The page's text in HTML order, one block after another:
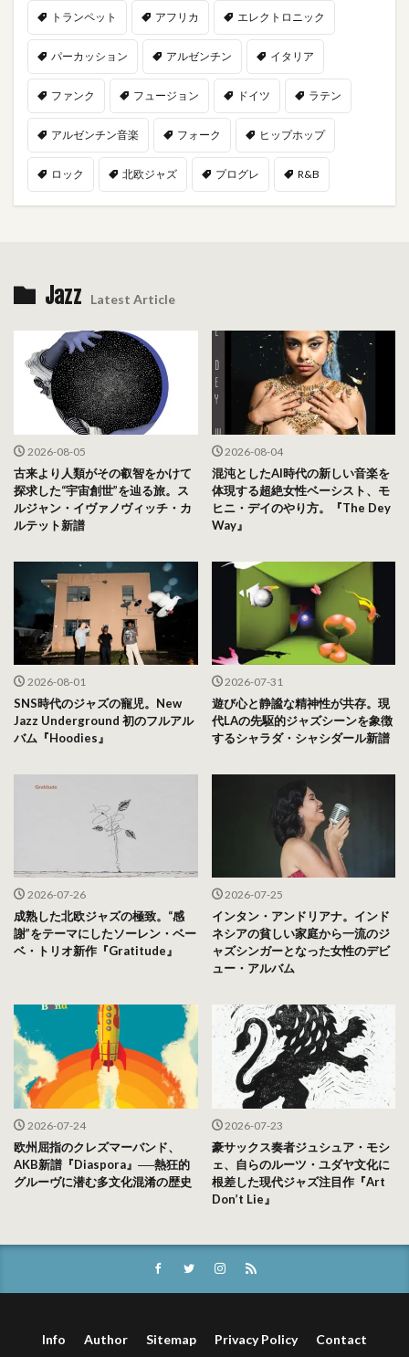
トランペット アフリカ エレクトロニック
パーカッション アルゼンチン イタリア
ファンク フュージョン ドイツ ラテン
アルゼンチン音楽 フォーク ヒップホップ
ロック 北欧ジャズ プログレ R&B
Jazz Latest Article
2026-08-05
古来より人類がその叡智をかけて
探求した“宇宙創世”を辿る旅。ス
ルジャン・イヴァノヴィッチ・カ
ルテット新譜
2026-08-04
混沌としたAI時代の新しい音楽を
体現する超絶女性ベーシスト、モ
ヒニ・デイのやり方。『The Dey
Way』
2026-08-01
SNS時代のジャズの寵児。New
Jazz Underground 初のフルアル
バム『Hoodies』
2026-07-31
遊び心と静謐な精神性が共存。現
代LAの先駆的ジャズシーンを象徴
するシャラダ・シャシダール新譜
2026-07-26
成熟した北欧ジャズの極致。“感
謝”をテーマにしたソーレン・ベー
ベ・トリオ新作『Gratitude』
2026-07-25
インタン・アンドリアナ。インド
ネシアの貧しい家庭から一流のジ
ャズシンガーとなった女性のデビ
ュー・アルバム
2026-07-24
欧州屈指のクレズマーバンド、
AKB新譜『Diaspora』──熱狂的
グルーヴに潜む多文化混淆の歴史
2026-07-23
豪サックス奏者ジュシュア・モシ
ェ、自らのルーツ・ユダヤ文化に
根差した現代ジャズ注目作『Art
Don’t Lie』
Info Author Sitemap Privacy Policy Contact